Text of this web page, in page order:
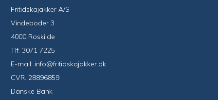
Fritidskajakker A/S
Vindeboder 3
4000 Roskilde
Tlf.3071 7225
E-mail: info@fritidskajakker.dk
CVR. 28896859
Danske Bank